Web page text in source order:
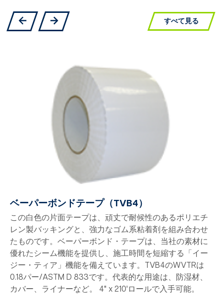
すべて見る
ベーパーボンドテープ（TVB4）
この白色の片面テープは、頑丈で耐候性のあるポリエチ
レン製バッキングと、強力なゴム系粘着剤を組み合わせ
たものです。ベーパーボンド・テープは、当社の素材に
優れたシーム機能を提供し、施工時間を短縮する「イー
ジー・ティア」機能を備えています。TVB4のWVTRは
0.18パー/ASTM D 833です。代表的な用途は、防湿材、
カバー、ライナーなど。 4" x 210'ロールで入手可能。